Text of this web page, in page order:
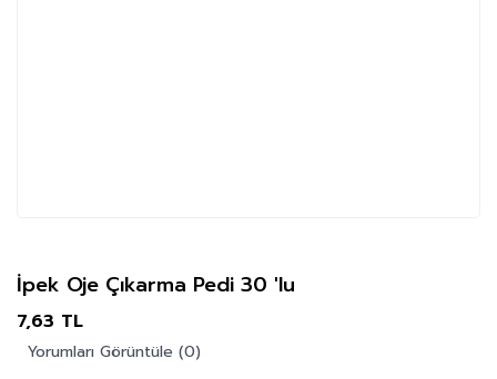
İpek Oje Çıkarma Pedi 30 'lu
7,63 TL
Yorumları Görüntüle (0)